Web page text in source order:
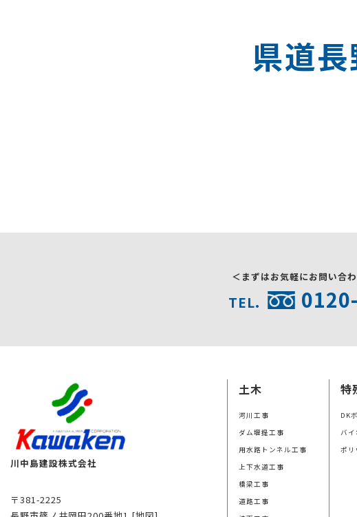
県道
＜まずはお気軽にお問い合
TEL.
川中島建設株式会社
〒381-2225
土木
河川工事
ダム堰提工事
用水路トンネル工事
上下水道工事
橋梁工事
道路工事
特
DK
バ
ポ